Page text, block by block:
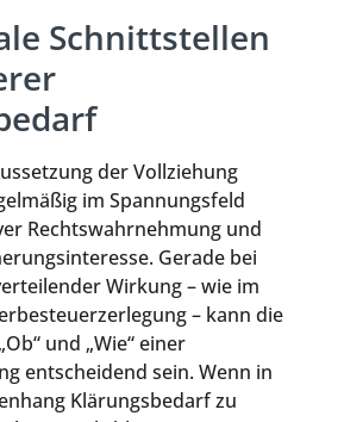
Schnittstellen
der Vollziehung
im Spannungsfeld
Rechtswahrnehmung und
Gerade bei
Wirkung – wie im
– kann die
und „Wie“ einer
entscheidend sein. Wenn in
Klärungsbedarf zu